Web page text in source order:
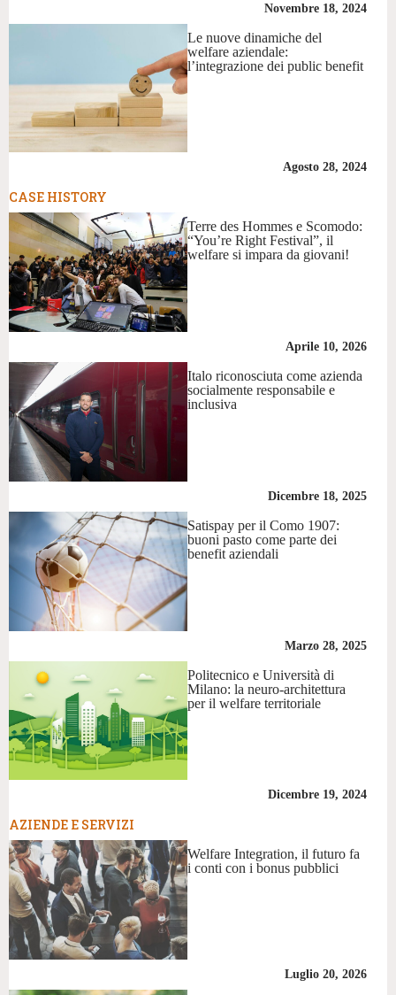
Novembre 18, 2024
Le nuove dinamiche del
welfare aziendale:
l’integrazione dei public benefit
Agosto 28, 2024
CASE HISTORY
Terre des Hommes e Scomodo:
“You’re Right Festival”, il
welfare si impara da giovani!
Aprile 10, 2026
Italo riconosciuta come azienda
socialmente responsabile e
inclusiva
Dicembre 18, 2025
Satispay per il Como 1907:
buoni pasto come parte dei
benefit aziendali
Marzo 28, 2025
Politecnico e Università di
Milano: la neuro-architettura
per il welfare territoriale
Dicembre 19, 2024
AZIENDE E SERVIZI
Welfare Integration, il futuro fa
i conti con i bonus pubblici
Luglio 20, 2026